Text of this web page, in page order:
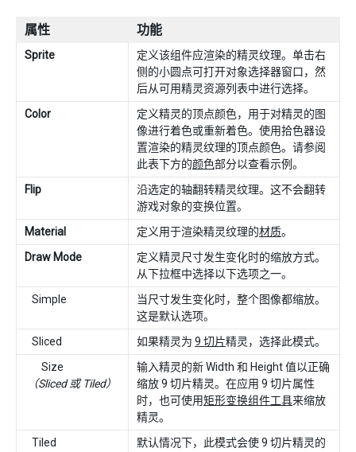
属性 功能
Sprite
定义该组件应渲染的精灵纹理。单击右
侧的小圆点可打开对象选择器窗口，然
后从可用精灵资源列表中进行选择。
Color
定义精灵的顶点颜色，用于对精灵的图
像进行着色或重新着色。使用拾色器设
置渲染的精灵纹理的顶点颜色。请参阅
此表下方的颜色部分以查看示例。
Flip
沿选定的轴翻转精灵纹理。这不会翻转
游戏对象的变换位置。
Material
定义用于渲染精灵纹理的材质。
Draw Mode
定义精灵尺寸发生变化时的缩放方式。
从下拉框中选择以下选项之一。
Simple
当尺寸发生变化时，整个图像都缩放。
这是默认选项。
Sliced
如果精灵为 9 切片精灵，选择此模式。
Size
（Sliced 或 Tiled）
输入精灵的新 Width 和 Height 值以正确
缩放 9 切片精灵。在应用 9 切片属性
时，也可使用矩形变换组件工具来缩放
精灵。
Tiled
默认情况下，此模式会使 9 切片精灵的